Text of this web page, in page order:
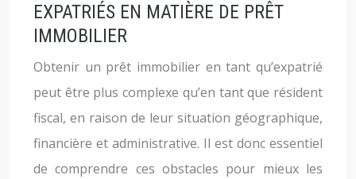
EXPATRIÉS EN MATIÈRE DE PRÊT
IMMOBILIER
Obtenir un prêt immobilier en tant qu’expatrié
peut être plus complexe qu’en tant que résident
fiscal, en raison de leur situation géographique,
financière et administrative. Il est donc essentiel
de comprendre ces obstacles pour mieux les